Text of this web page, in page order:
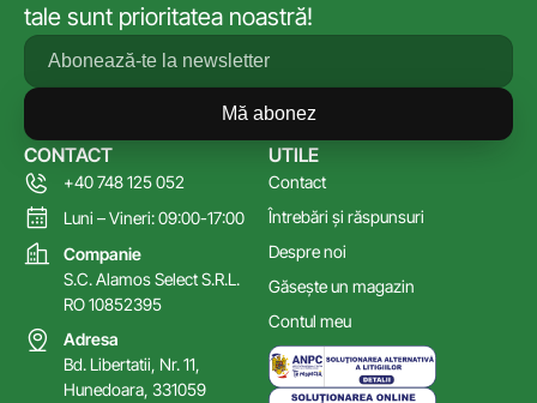
tale sunt prioritatea noastră!
Mă abonez
UTILE
Contact
Întrebări și răspunsuri
Despre noi
Găsește un magazin
Contul meu
CONTACT
+40 748 125 052
Luni – Vineri: 09:00-17:00
Companie
S.C. Alamos Select S.R.L.
RO 10852395
Adresa
Bd. Libertatii, Nr. 11,
Hunedoara, 331059